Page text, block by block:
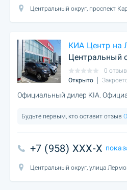
Центральный округ, проспект
КИА Центр на
Центральный
0
Открыто
Официальный дилер KIA.
Будьте первым, кто оставит отзыв
+7 (958) XXX-X
Центральный округ, улица